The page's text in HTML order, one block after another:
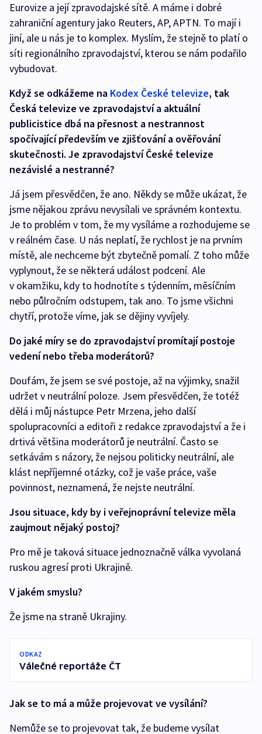
Eurovize a její zpravodajské sítě. A máme i dobré
zahraniční agentury jako Reuters, AP, APTN. To mají i
jiní, ale u nás je to komplex. Myslím, že stejně to platí o
síti regionálního zpravodajství, kterou se nám podařilo
vybudovat.
Když se odkážeme na Kodex České televize, tak
Česká televize ve zpravodajství a aktuální
publicistice dbá na přesnost a nestrannost
spočívající především ve zjišťování a ověřování
skutečnosti. Je zpravodajství České televize
nezávislé a nestranné?
Já jsem přesvědčen, že ano. Někdy se může ukázat, že
jsme nějakou zprávu nevysílali ve správném kontextu.
Je to problém v tom, že my vysíláme a rozhodujeme se
v reálném čase. U nás neplatí, že rychlost je na prvním
místě, ale nechceme být zbytečně pomalí. Z toho může
vyplynout, že se některá událost podcení. Ale
v okamžiku, kdy to hodnotíte s týdenním, měsíčním
nebo půlročním odstupem, tak ano. To jsme všichni
chytří, protože víme, jak se dějiny vyvíjely.
Do jaké míry se do zpravodajství promítají postoje
vedení nebo třeba moderátorů?
Doufám, že jsem se své postoje, až na výjimky, snažil
udržet v neutrální poloze. Jsem přesvědčen, že totéž
dělá i můj nástupce Petr Mrzena, jeho další
spolupracovníci a editoři z redakce zpravodajství a že i
drtivá většina moderátorů je neutrální. Často se
setkávám s názory, že nejsou politicky neutrální, ale
klást nepříjemné otázky, což je vaše práce, vaše
povinnost, neznamená, že nejste neutrální.
Jsou situace, kdy by i veřejnoprávní televize měla
zaujmout nějaký postoj?
Pro mě je taková situace jednoznačně válka vyvolaná
ruskou agresí proti Ukrajině.
V jakém smyslu?
Že jsme na straně Ukrajiny.
ODKAZ
Válečné reportáže ČT
Jak se to má a může projevovat ve vysílání?
Nemůže se to projevovat tak, že budeme vysílat